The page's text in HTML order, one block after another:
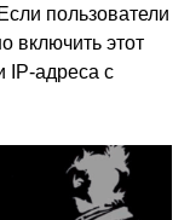
пользователи
включить этот
IP-адреса с